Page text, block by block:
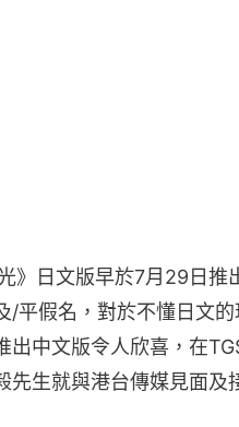
》日文版早於7月29日推
/平假名，對於不懂日文
出中文版令人欣喜，在
先生就與港台傳媒見面及